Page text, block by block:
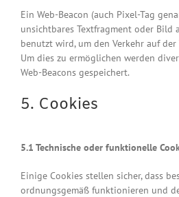
Ein Web-Beacon (auch Pixel-Tag
unsichtbares Textfragment oder Bild
benutzt wird, um den Verkehr auf der
Um dies zu ermöglichen werden
Web-Beacons gespeichert.
5. Cookies
5.1 Technische oder funktionelle
Einige Cookies stellen sicher, dass
ordnungsgemäß funktionieren und